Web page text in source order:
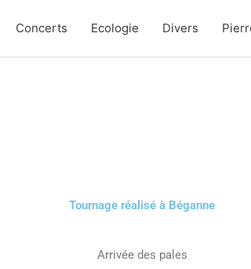
Concerts Ecologie Divers
Tournage réalisé à Béganne
Arrivée des pales